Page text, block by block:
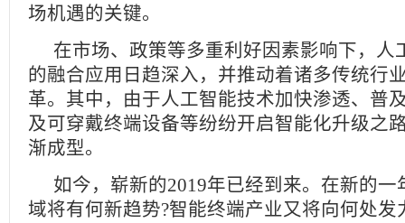
场机遇的关键。
在市场、政策等多重利好因素影响下，人
的融合应用日趋深入，并推动着诸多传统行
革。其中，由于人工智能技术加快渗透、普
及可穿戴终端设备等纷纷开启智能化升级之
渐成型。
如今，崭新的2019年已经到来。在新的一
域将有何新趋势?智能终端产业又将向何处发